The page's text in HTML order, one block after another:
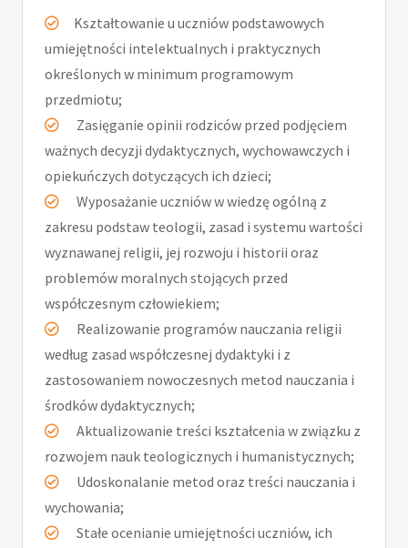
Kształtowanie u uczniów podstawowych
umiejętności intelektualnych i praktycznych
określonych w minimum programowym
przedmiotu;
Zasięganie opinii rodziców przed podjęciem
ważnych decyzji dydaktycznych, wychowawczych i
opiekuńczych dotyczących ich dzieci;
Wyposażanie uczniów w wiedzę ogólną z
zakresu podstaw teologii, zasad i systemu wartości
wyznawanej religii, jej rozwoju i historii oraz
problemów moralnych stojących przed
współczesnym człowiekiem;
Realizowanie programów nauczania religii
według zasad współczesnej dydaktyki i z
zastosowaniem nowoczesnych metod nauczania i
środków dydaktycznych;
Aktualizowanie treści kształcenia w związku z
rozwojem nauk teologicznych i humanistycznych;
Udoskonalanie metod oraz treści nauczania i
wychowania;
Stałe ocenianie umiejętności uczniów, ich